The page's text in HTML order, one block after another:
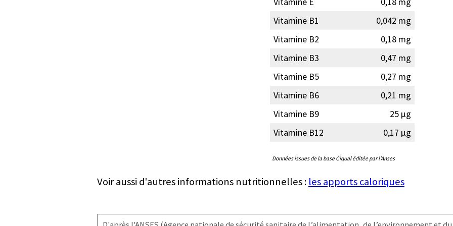
Vitamine B1
0,042 mg
Vitamine B2
0,18 mg
Vitamine B3
0,47 mg
Vitamine B5
0,27 mg
Vitamine B6
0,21 mg
Vitamine B9
25 µg
Vitamine B12
0,17 µg
Données issues de la base Ciqual éditée par l'Anses
Voir aussi d'autres informations nutritionnelles : les apports caloriques